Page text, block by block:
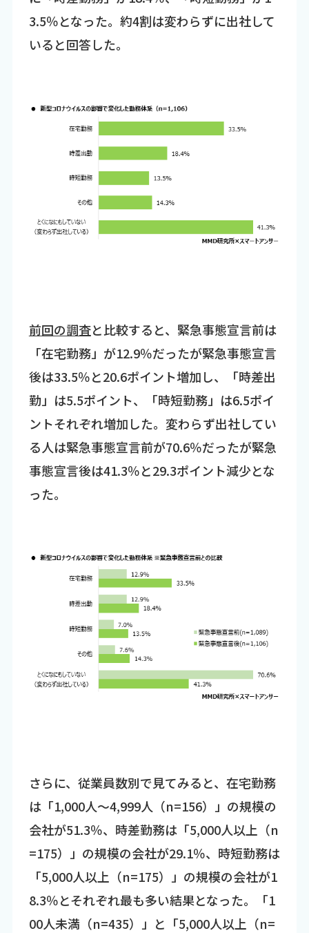
3.5％となった。約4割は変わらずに出社して
いると回答した。
前回の調査と比較すると、緊急事態宣言前は
「在宅勤務」が12.9％だったが緊急事態宣言
後は33.5％と20.6ポイント増加し、「時差出
勤」は5.5ポイント、「時短勤務」は6.5ポイ
ントそれぞれ増加した。変わらず出社してい
る人は緊急事態宣言前が70.6％だったが緊急
事態宣言後は41.3％と29.3ポイント減少とな
った。
さらに、従業員数別で見てみると、在宅勤務
は「1,000人～4,999人（n=156）」の規模の
会社が51.3％、時差勤務は「5,000人以上（n
=175）」の規模の会社が29.1％、時短勤務は
「5,000人以上（n=175）」の規模の会社が1
8.3％とそれぞれ最も多い結果となった。「1
00人未満（n=435）」と「5,000人以上（n=